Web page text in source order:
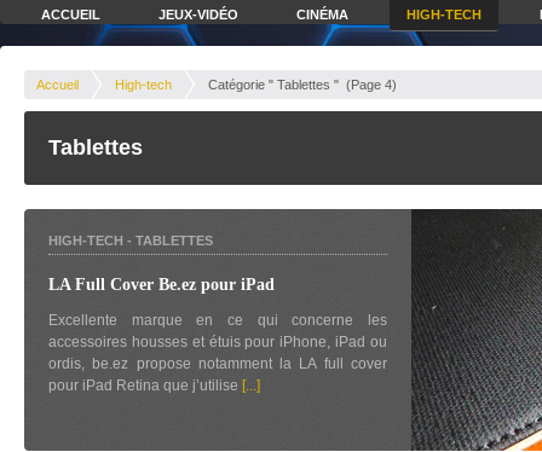
ACCUEIL JEUX-VIDÉO CINÉMA HIGH-TECH
Accueil High-tech Catégorie " Tablettes " (Page 4)
Tablettes
HIGH-TECH - TABLETTES
LA Full Cover Be.ez pour iPad
Excellente marque en ce qui concerne les
accessoires housses et étuis pour iPhone, iPad ou
ordis, be.ez propose notamment la LA full cover
pour iPad Retina que j’utilise [...]